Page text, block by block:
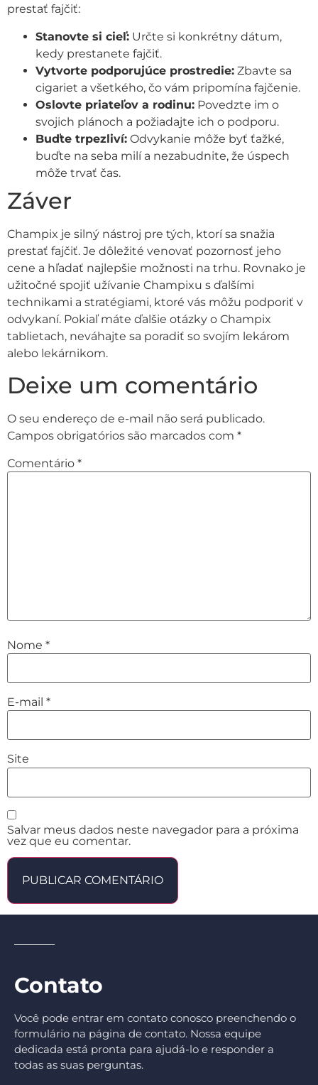
prestať fajčiť:
Stanovte si cieľ: Určte si konkrétny dátum,
kedy prestanete fajčiť.
Vytvorte podporujúce prostredie: Zbavte sa
cigariet a všetkého, čo vám pripomína fajčenie.
Oslovte priateľov a rodinu: Povedzte im o
svojich plánoch a požiadajte ich o podporu.
Buďte trpezliví: Odvykanie môže byť ťažké,
buďte na seba milí a nezabudnite, že úspech
môže trvať čas.
Záver
Champix je silný nástroj pre tých, ktorí sa snažia
prestať fajčiť. Je dôležité venovať pozornosť jeho
cene a hľadať najlepšie možnosti na trhu. Rovnako je
užitočné spojiť užívanie Champixu s ďalšími
technikami a stratégiami, ktoré vás môžu podporiť v
odvykaní. Pokiaľ máte ďalšie otázky o Champix
tablietach, neváhajte sa poradiť so svojím lekárom
alebo lekárnikom.
Deixe um comentário
O seu endereço de e-mail não será publicado.
Campos obrigatórios são marcados com *
Comentário *
Nome *
E-mail *
Site
Salvar meus dados neste navegador para a próxima
vez que eu comentar.
Contato
Você pode entrar em contato conosco preenchendo o
formulário na página de contato. Nossa equipe
dedicada está pronta para ajudá-lo e responder a
todas as suas perguntas.